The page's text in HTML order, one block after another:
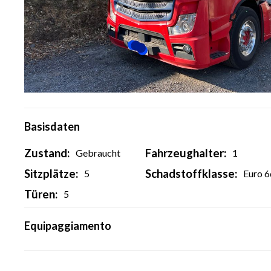
Basisdaten
Zustand: Gebraucht
Sitzplätze: 5
Türen: 5
Fahrzeughalter: 1
Schadstoffklasse: Euro
Equipaggiamento